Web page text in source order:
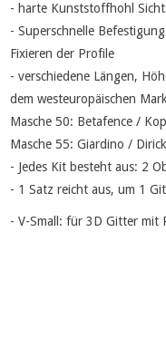
- harte Kunststoffhohl
- Superschnelle
Fixieren der Profile
- verschiedene Längen,
dem westeuropäischen
Masche 50: Betafence /
Masche 55: Giardino /
- Jedes Kit besteht aus: 2
- 1 Satz reicht aus, um 1
- V-Small: für 3D Gitter mit